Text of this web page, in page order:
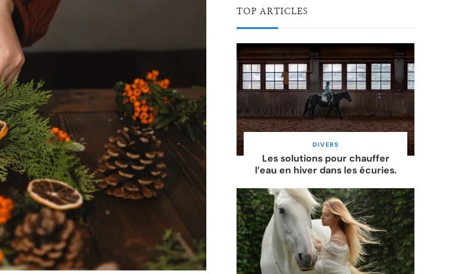
TOP ARTICLES
DIVERS
Les solutions pour chauffer
l’eau en hiver dans les écuries.